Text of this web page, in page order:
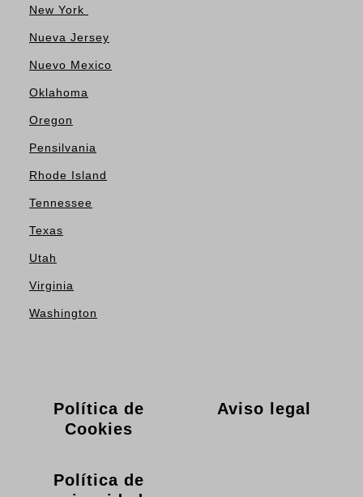
New York
Nueva Jersey
Nuevo Mexico
Oklahoma
Oregon
Pensilvania
Rhode Island
Tennessee
Texas
Utah
Virginia
Washington
Política de
Cookies
Aviso legal
Política de